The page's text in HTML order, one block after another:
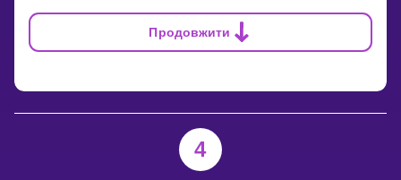
Продовжити
4